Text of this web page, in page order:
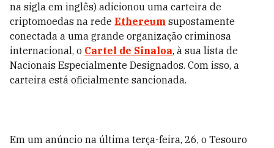
na sigla em inglês) adicionou uma carteira de
criptomoedas na rede Ethereum supostamente
conectada a uma grande organização criminosa
internacional, o Cartel de Sinaloa, à sua lista de
Nacionais Especialmente Designados. Com isso, a
carteira está oficialmente sancionada.
Em um anúncio na última terça-feira, 26, o Tesouro